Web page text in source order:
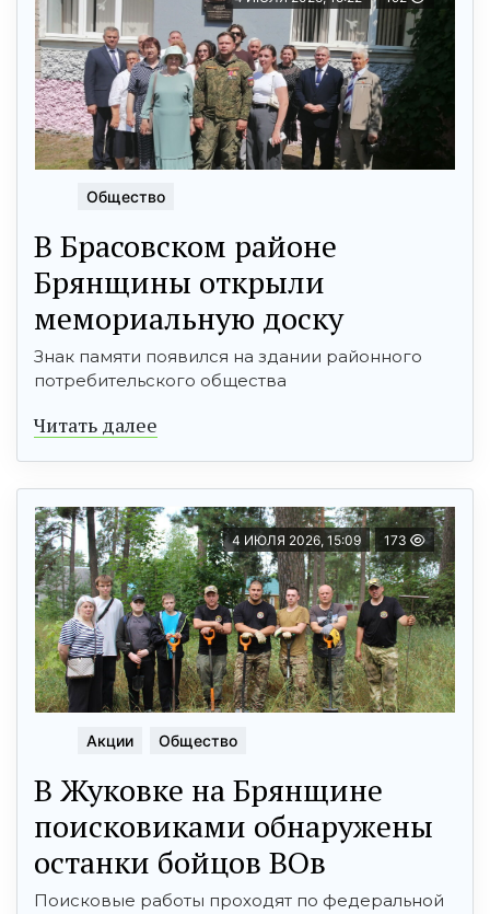
Общество
В Брасовском районе
Брянщины открыли
мемориальную доску
Знак памяти появился на здании районного
потребительского общества
Читать далее
4 ИЮЛЯ 2026, 15:09 173
Акции Общество
В Жуковке на Брянщине
поисковиками обнаружены
останки бойцов ВОв
Поисковые работы проходят по федеральной